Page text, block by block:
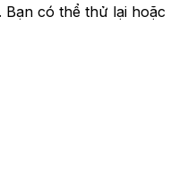
có thể thử lại hoặc